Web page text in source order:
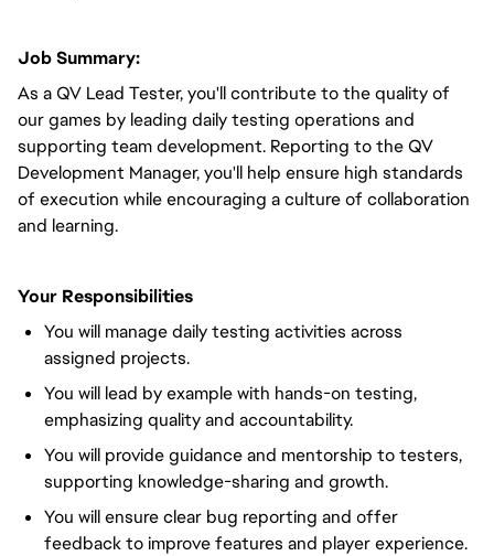
Job Summary:
As a QV Lead Tester, you'll contribute to the quality of
our games by leading daily testing operations and
supporting team development. Reporting to the QV
Development Manager, you'll help ensure high standards
of execution while encouraging a culture of collaboration
and learning.
Your Responsibilities
You will manage daily testing activities across
assigned projects.
You will lead by example with hands-on testing,
emphasizing quality and accountability.
You will provide guidance and mentorship to testers,
supporting knowledge-sharing and growth.
You will ensure clear bug reporting and offer
feedback to improve features and player experience.